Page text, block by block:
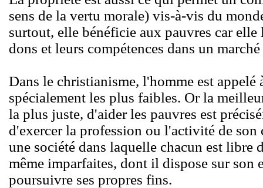
sens de la vertu morale) vis-à-vis du
surtout, elle bénéficie aux pauvres car
dons et leurs compétences dans un
Dans le christianisme, l'homme est appelé
spécialement les plus faibles. Or la
la plus juste, d'aider les pauvres est
d'exercer la profession ou l'activité de
une société dans laquelle chacun est
même imparfaites, dont il dispose sur son
poursuivre ses propres fins.